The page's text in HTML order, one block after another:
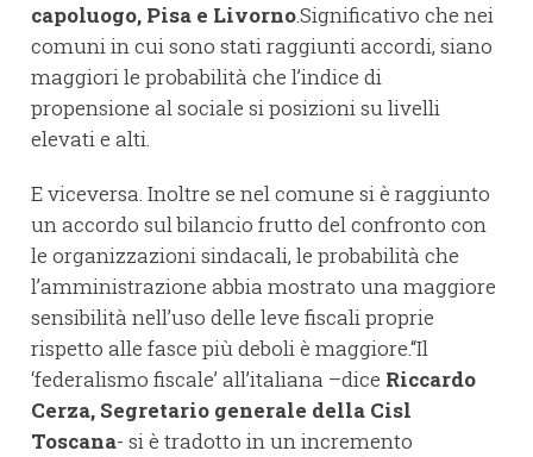
capoluogo, Pisa e Livorno.Significativo che nei
comuni in cui sono stati raggiunti accordi, siano
maggiori le probabilità che l’indice di
propensione al sociale si posizioni su livelli
elevati e alti.
E viceversa. Inoltre se nel comune si è raggiunto
un accordo sul bilancio frutto del confronto con
le organizzazioni sindacali, le probabilità che
l’amministrazione abbia mostrato una maggiore
sensibilità nell’uso delle leve fiscali proprie
rispetto alle fasce più deboli è maggiore.“Il
‘federalismo fiscale’ all’italiana –dice Riccardo
Cerza, Segretario generale della Cisl
Toscana- si è tradotto in un incremento